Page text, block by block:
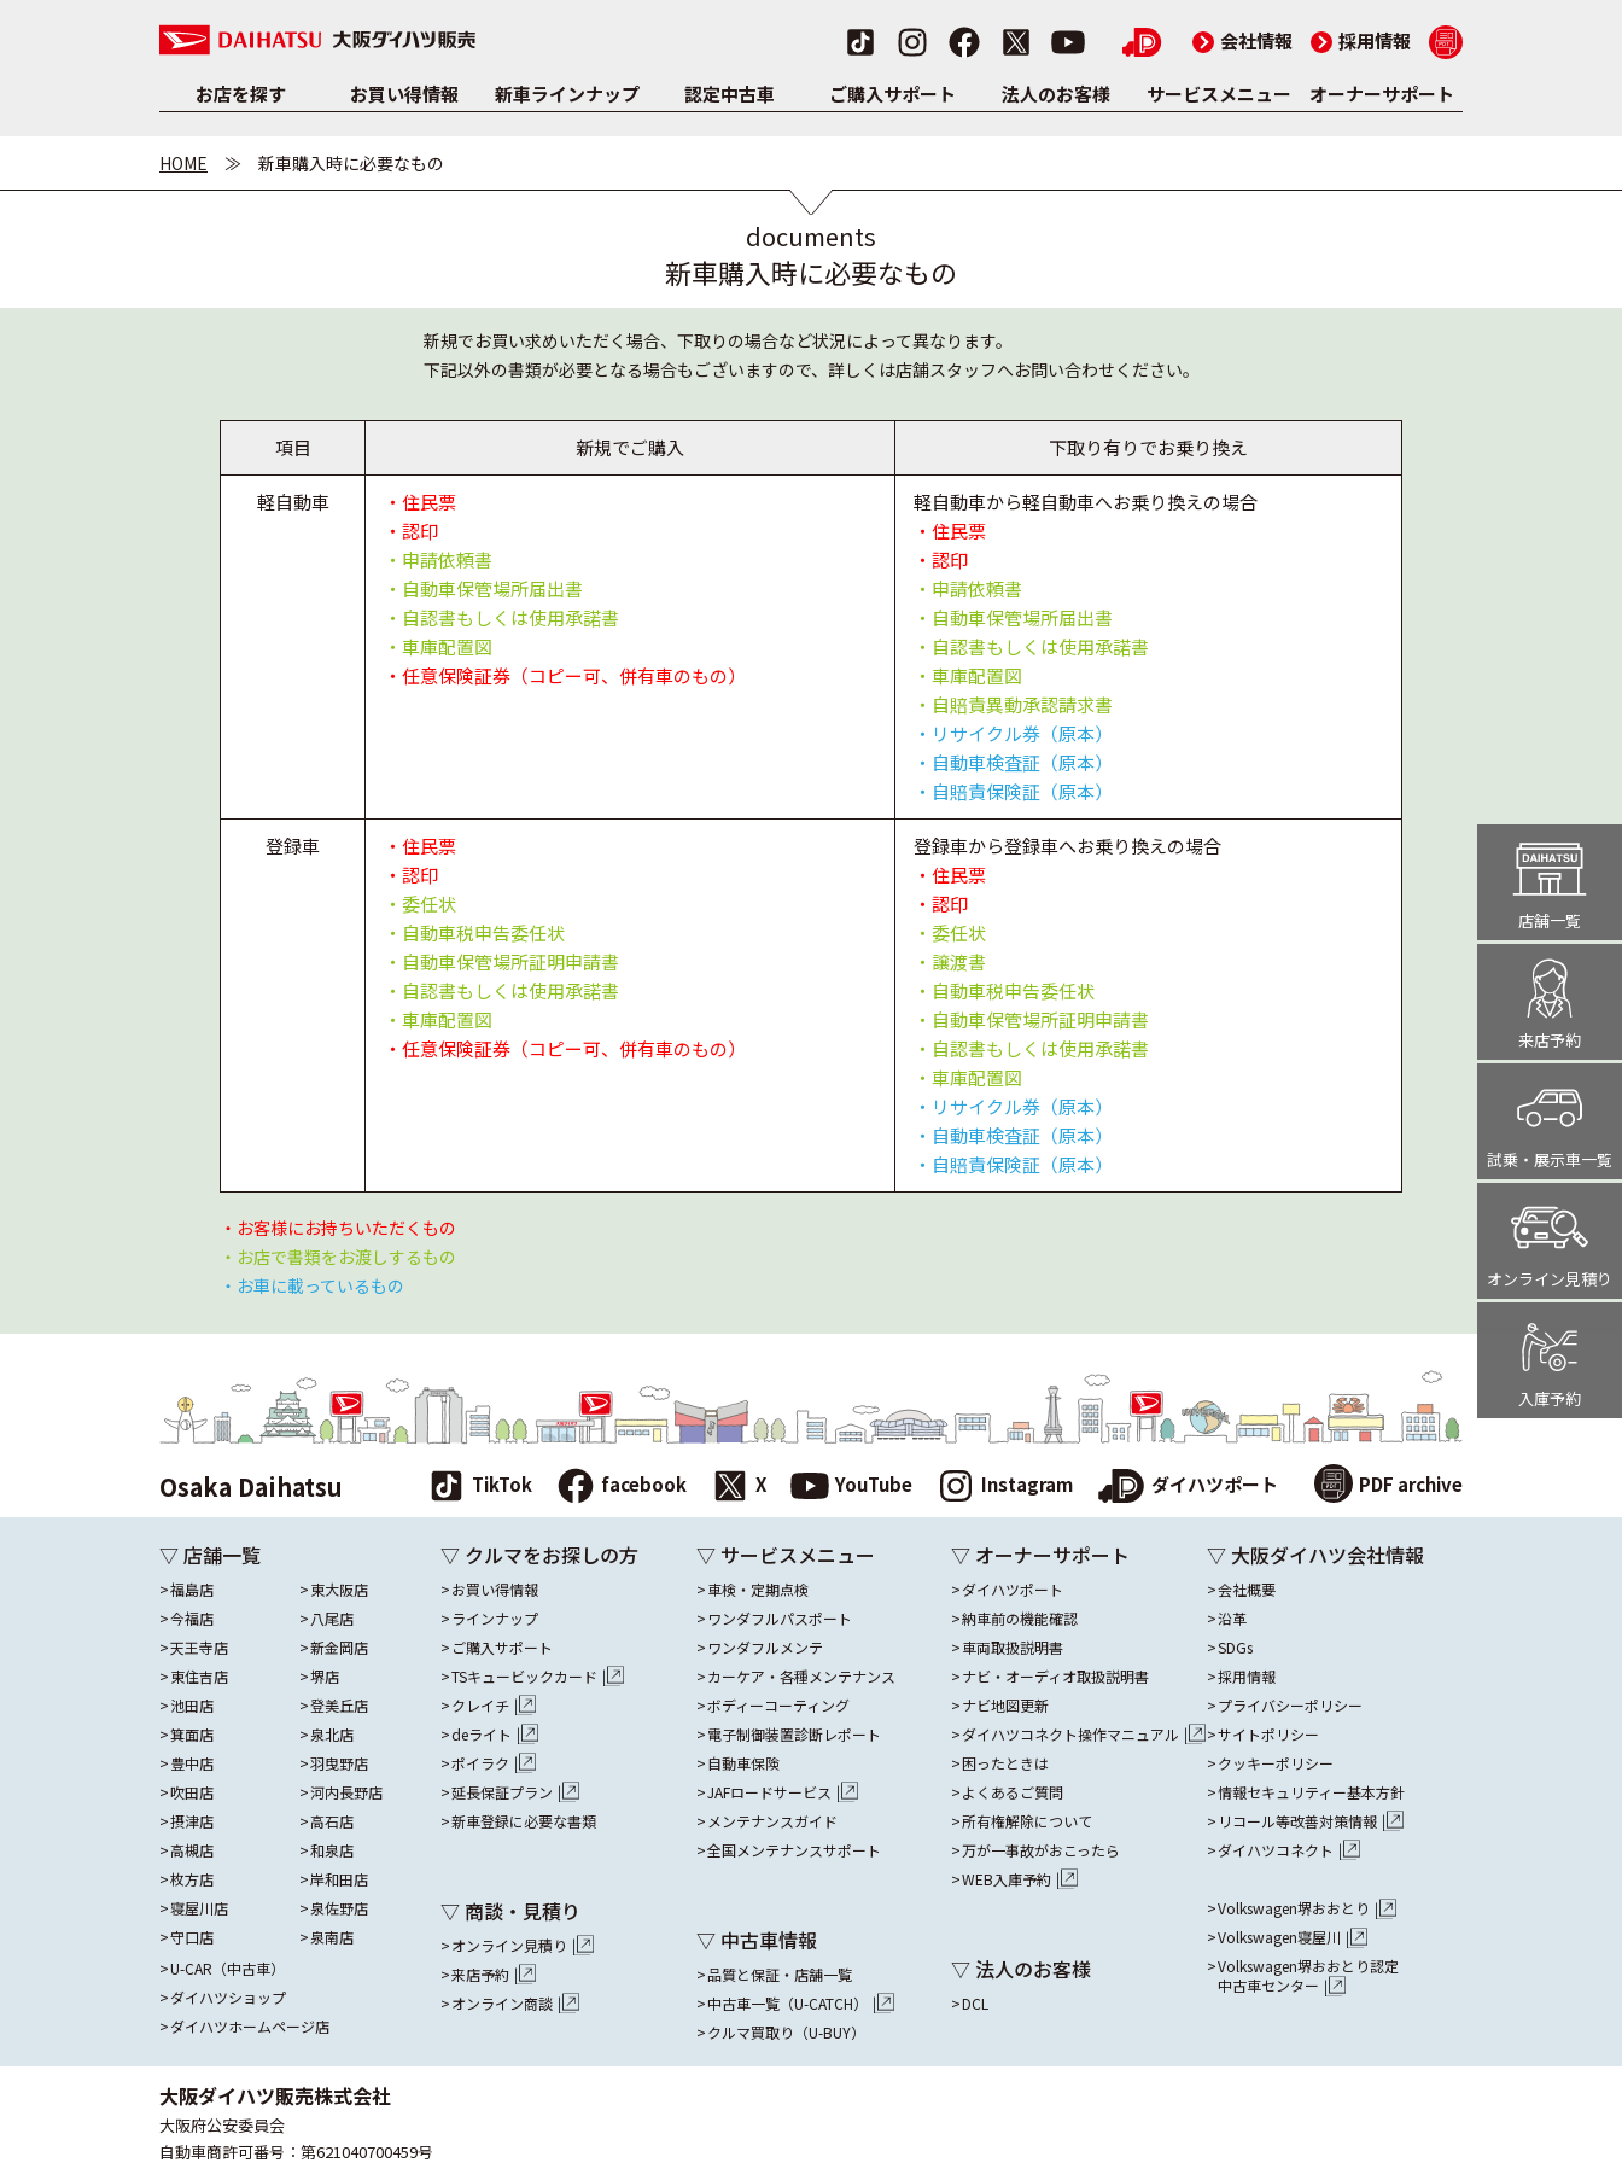
会社情報 採用情報
お店を探す お買い得情報 新車ラインナップ 認定中古車 ご購入サポート 法人のお客様 サービスメニュー オーナーサポート
店舗一覧
来店予約
試乗・展示車一覧
オンライン見積り
入庫予約
HOME 新車購入時に必要なもの
documents
新車購入時に必要なもの
新規でお買い求めいただく場合、下取りの場合など状況によって異なります。
下記以外の書類が必要となる場合もございますので、詳しくは店舗スタッフへお問い合わせください。
項目 新規でご購入 下取り有りでお乗り換え
軽自動車
・住民票
・認印
・申請依頼書
・自動車保管場所届出書
・自認書もしくは使用承諾書
・車庫配置図
・任意保険証券（コピー可、併有車のもの）
軽自動車から軽自動車へお乗り換えの場合
・住民票
・認印
・申請依頼書
・自動車保管場所届出書
・自認書もしくは使用承諾書
・車庫配置図
・自賠責異動承認請求書
・リサイクル券（原本）
・自動車検査証（原本）
・自賠責保険証（原本）
登録車
・住民票
・認印
・委任状
・自動車税申告委任状
・自動車保管場所証明申請書
・自認書もしくは使用承諾書
・車庫配置図
・任意保険証券（コピー可、併有車のもの）
登録車から登録車へお乗り換えの場合
・住民票
・認印
・委任状
・譲渡書
・自動車税申告委任状
・自動車保管場所証明申請書
・自認書もしくは使用承諾書
・車庫配置図
・リサイクル券（原本）
・自動車検査証（原本）
・自賠責保険証（原本）
・お客様にお持ちいただくもの
・お店で書類をお渡しするもの
・お車に載っているもの
Osaka Daihatsu TikTok facebook X YouTube Instagram ダイハツポート PDF archive
▽ 店舗一覧
福島店
今福店
天王寺店
東住吉店
池田店
箕面店
豊中店
吹田店
摂津店
高槻店
枚方店
寝屋川店
守口店
東大阪店
八尾店
新金岡店
堺店
登美丘店
泉北店
羽曳野店
河内長野店
高石店
和泉店
岸和田店
泉佐野店
泉南店
U-CAR（中古車）
ダイハツショップ
ダイハツホームページ店
▽ クルマをお探しの方
お買い得情報
ラインナップ
ご購入サポート
TSキュービックカード
クレイチ
deライト
ポイラク
延長保証プラン
新車登録に必要な書類
▽ 商談・見積り
オンライン見積り
来店予約
オンライン商談
▽ サービスメニュー
車検・定期点検
ワンダフルパスポート
ワンダフルメンテ
カーケア・各種メンテナンス
ボディーコーティング
電子制御装置診断レポート
自動車保険
JAFロードサービス
メンテナンスガイド
全国メンテナンスサポート
▽ 中古車情報
品質と保証・店舗一覧
中古車一覧（U-CATCH）
クルマ買取り（U-BUY）
▽ オーナーサポート
ダイハツポート
納車前の機能確認
車両取扱説明書
ナビ・オーディオ取扱説明書
ナビ地図更新
ダイハツコネクト操作マニュアル
困ったときは
よくあるご質問
所有権解除について
万が一事故がおこったら
WEB入庫予約
▽ 法人のお客様
DCL
▽ 大阪ダイハツ会社情報
会社概要
沿革
SDGs
採用情報
プライバシーポリシー
サイトポリシー
クッキーポリシー
情報セキュリティー基本方針
リコール等改善対策情報
ダイハツコネクト
Volkswagen堺おおとり
Volkswagen寝屋川
Volkswagen堺おおとり認定
中古車センター
大阪ダイハツ販売株式会社
大阪府公安委員会
自動車商許可番号：第621040700459号